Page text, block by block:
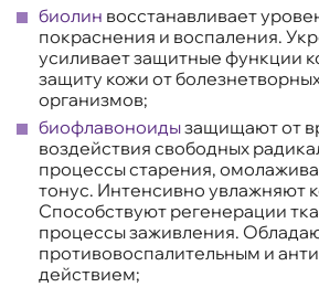
биолин восстанавливает
покраснения и воспаления.
усиливает защитные функции
защиту кожи от
организмов;
биофлавоноидызащищают от
воздействия свободных
процессы старения,
тонус. Интенсивно увлажняют
Способствуют регенерации
процессы заживления.
противовоспалительным и
действием;